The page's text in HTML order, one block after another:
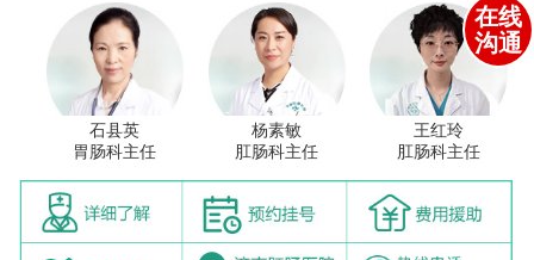
石县英
胃肠科主任
杨素敏
肛肠科主任
王红玲
肛肠科主任
在线
沟通